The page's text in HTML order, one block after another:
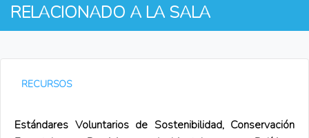
RELACIONADO A LA SALA
RECURSOS
Estándares Voluntarios de Sostenibilidad, Conservación